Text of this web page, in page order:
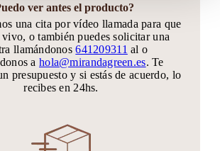
ver antes el producto?
una cita por vídeo llamada para que
o también puedes solicitar una
llamándonos641209311 al o
ahola@mirandagreen.es. Te
presupuesto y si estás de acuerdo, lo
recibes en 24hs.